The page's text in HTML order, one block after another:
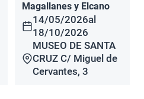
Magallanes y Elcano
14/05/2026al
18/10/2026
MUSEO DE SANTA
CRUZ C/ Miguel de
Cervantes, 3